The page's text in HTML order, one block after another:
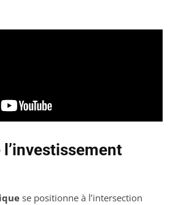
se positionne à l’intersection